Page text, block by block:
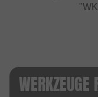
WERKZEUGE